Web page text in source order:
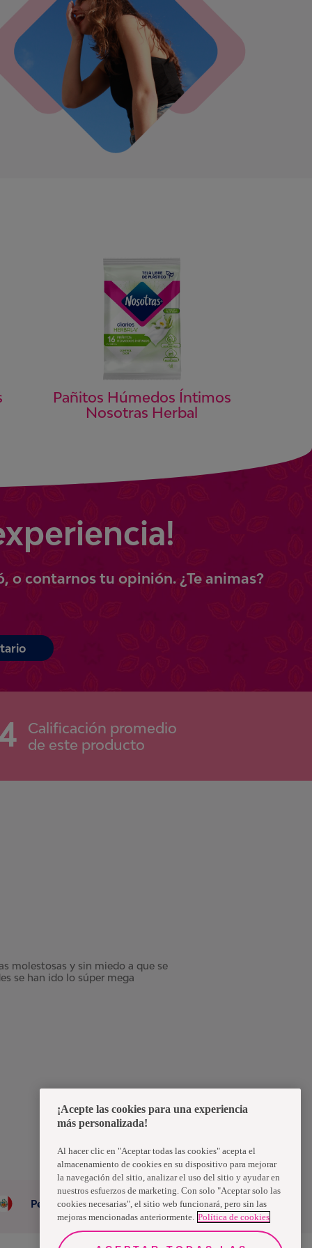
Pañitos Húmedos Íntimos
Nosotras Herbal
o contarnos tu opinión. ¿Te animas?
Calificación promedio
de este producto
molestosas y sin miedo a que se
se han ido lo súper mega
Peru
¡Acepte las cookies para una experiencia
más personalizada!
Al hacer clic en "Aceptar todas las cookies" acepta el
almacenamiento de cookies en su dispositivo para mejorar
la navegación del sitio, analizar el uso del sitio y ayudar en
nuestros esfuerzos de marketing. Con solo "Aceptar solo las
cookies necesarias", el sitio web funcionará, pero sin las
mejoras mencionadas anteriormente. Política de cookies